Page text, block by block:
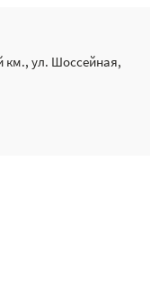
км., ул. Шоссейная,